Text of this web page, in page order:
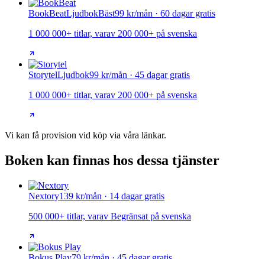
BookBeatLjudbokBäst99 kr/mån · 60 dagar gratis
1 000 000+ titlar, varav 200 000+ på svenska
StorytelLjudbok99 kr/mån · 45 dagar gratis
1 000 000+ titlar, varav 200 000+ på svenska
Vi kan få provision vid köp via våra länkar.
Boken kan finnas hos dessa tjänster
Nextory139 kr/mån · 14 dagar gratis
500 000+ titlar, varav Begränsat på svenska